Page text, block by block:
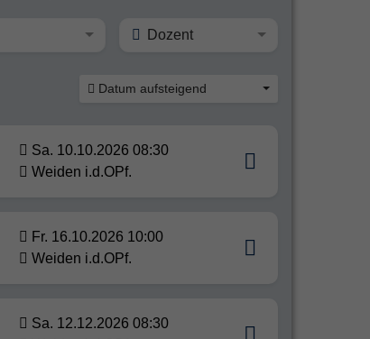
Dozent
Datum aufsteigend
Sa. 10.10.2026 08:30
Weiden i.d.OPf.
Fr. 16.10.2026 10:00
Weiden i.d.OPf.
Sa. 12.12.2026 08:30